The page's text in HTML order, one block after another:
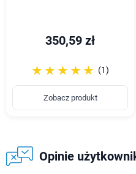
350,59 zł
☆☆☆☆☆
★★★★★ (1)
Zobacz produkt
Opinie